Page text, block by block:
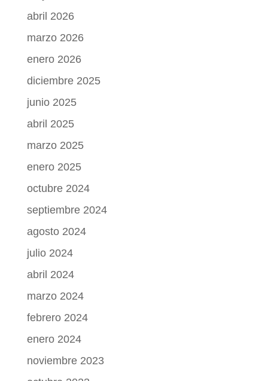
abril 2026
marzo 2026
enero 2026
diciembre 2025
junio 2025
abril 2025
marzo 2025
enero 2025
octubre 2024
septiembre 2024
agosto 2024
julio 2024
abril 2024
marzo 2024
febrero 2024
enero 2024
noviembre 2023